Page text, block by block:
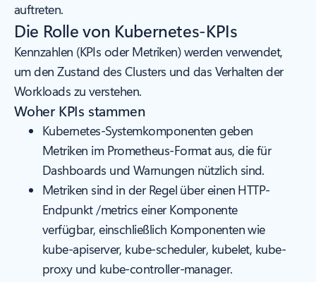
auftreten.
Die Rolle von Kubernetes-KPIs
Kennzahlen (KPIs oder Metriken) werden verwendet,
um den Zustand des Clusters und das Verhalten der
Workloads zu verstehen.
Woher KPIs stammen
Kubernetes-Systemkomponenten geben
Metriken im Prometheus-Format aus, die für
Dashboards und Warnungen nützlich sind.
Metriken sind in der Regel über einen HTTP-
Endpunkt /metrics einer Komponente
verfügbar, einschließlich Komponenten wie
kube-apiserver, kube-scheduler, kubelet, kube-
proxy und kube-controller-manager.